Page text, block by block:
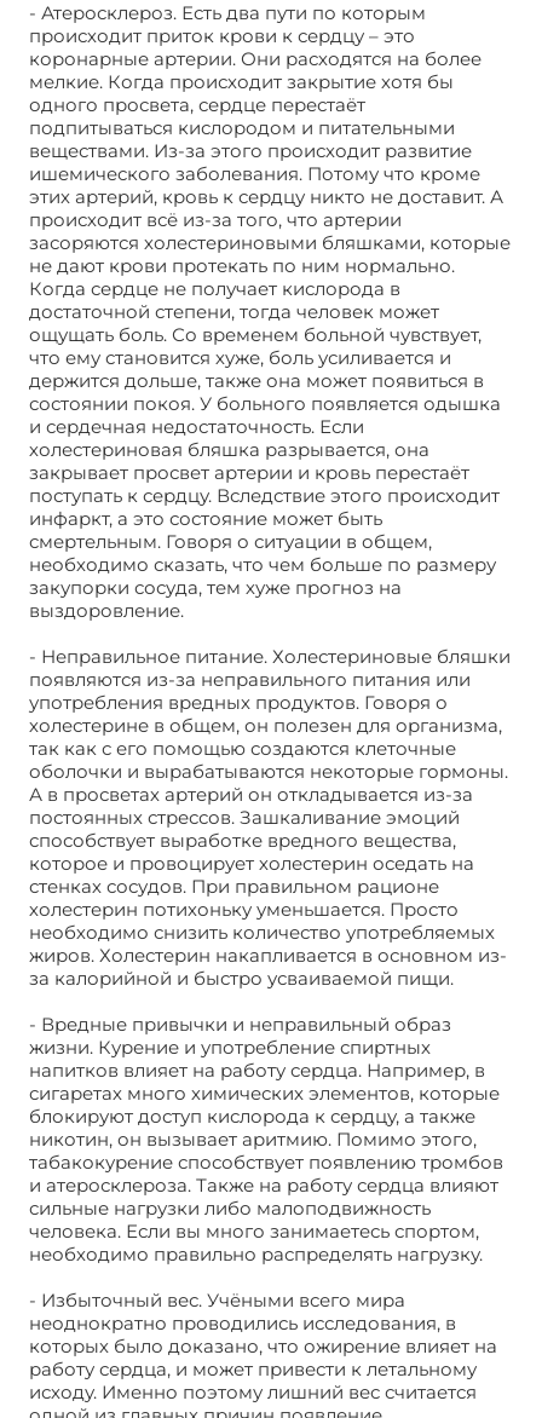
- Атеросклероз. Есть два пути по которым
происходит приток крови к сердцу – это
коронарные артерии. Они расходятся на более
мелкие. Когда происходит закрытие хотя бы
одного просвета, сердце перестаёт
подпитываться кислородом и питательными
веществами. Из-за этого происходит развитие
ишемического заболевания. Потому что кроме
этих артерий, кровь к сердцу никто не доставит. А
происходит всё из-за того, что артерии
засоряются холестериновыми бляшками, которые
не дают крови протекать по ним нормально.
Когда сердце не получает кислорода в
достаточной степени, тогда человек может
ощущать боль. Со временем больной чувствует,
что ему становится хуже, боль усиливается и
держится дольше, также она может появиться в
состоянии покоя. У больного появляется одышка
и сердечная недостаточность. Если
холестериновая бляшка разрывается, она
закрывает просвет артерии и кровь перестаёт
поступать к сердцу. Вследствие этого происходит
инфаркт, а это состояние может быть
смертельным. Говоря о ситуации в общем,
необходимо сказать, что чем больше по размеру
закупорки сосуда, тем хуже прогноз на
выздоровление.
- Неправильное питание. Холестериновые бляшки
появляются из-за неправильного питания или
употребления вредных продуктов. Говоря о
холестерине в общем, он полезен для организма,
так как с его помощью создаются клеточные
оболочки и вырабатываются некоторые гормоны.
А в просветах артерий он откладывается из-за
постоянных стрессов. Зашкаливание эмоций
способствует выработке вредного вещества,
которое и провоцирует холестерин оседать на
стенках сосудов. При правильном рационе
холестерин потихоньку уменьшается. Просто
необходимо снизить количество употребляемых
жиров. Холестерин накапливается в основном из-
за калорийной и быстро усваиваемой пищи.
- Вредные привычки и неправильный образ
жизни. Курение и употребление спиртных
напитков влияет на работу сердца. Например, в
сигаретах много химических элементов, которые
блокируют доступ кислорода к сердцу, а также
никотин, он вызывает аритмию. Помимо этого,
табакокурение способствует появлению тромбов
и атеросклероза. Также на работу сердца влияют
сильные нагрузки либо малоподвижность
человека. Если вы много занимаетесь спортом,
необходимо правильно распределять нагрузку.
- Избыточный вес. Учёными всего мира
неоднократно проводились исследования, в
которых было доказано, что ожирение влияет на
работу сердца, и может привести к летальному
исходу. Именно поэтому лишний вес считается